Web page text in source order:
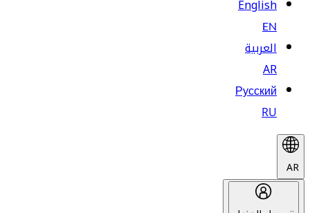
English
EN
العربية
AR
Русский
RU
AR